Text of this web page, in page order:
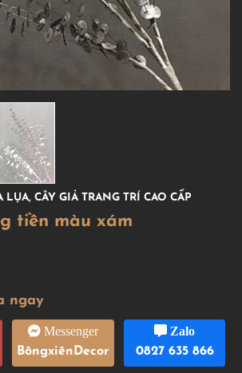
LỤA, CÂY GIẢ TRANG TRÍ CAO CẤP
tiền màu xám
ngay
Messenger
BôngxiênDecor
Zalo
0827 635 866